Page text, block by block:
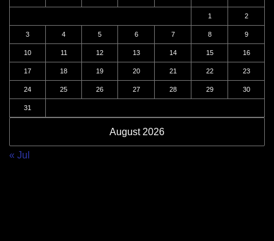
August 2026
1 2
3 4 5 6 7 8 9
10 11 12 13 14 15 16
17 18 19 20 21 22 23
24 25 26 27 28 29 30
31
« Jul